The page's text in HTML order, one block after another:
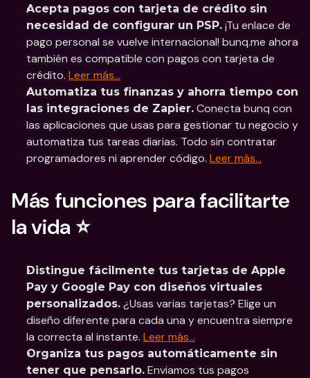
Acepta pagos con tarjeta de crédito sin
necesidad de configurar un PSP. ¡Tu enlace de
pago personal se vuelve internacional! bunq.me ahora
también es compatible con pagos con tarjeta de
crédito. Leer más…
Automatiza tus finanzas y ahorra tiempo con
las integraciones de Zapier. Conecta bunq con
las aplicaciones que usas para gestionar tu negocio y
automatiza tus tareas diarias. Todo sin contratar
programadores ni aprender código. Leer más…
Más funciones para facilitarte
la vida ⭐️
Distingue fácilmente tus tarjetas de Apple
Pay y Google Pay con diseños virtuales
personalizados. ¿Usas varias tarjetas? Elige un
diseño diferente para cada una y encuentra siempre
la correcta al instante. Leer más…
Organiza tus pagos automáticamente sin
tener que pensarlo. Enviamos tus pagos